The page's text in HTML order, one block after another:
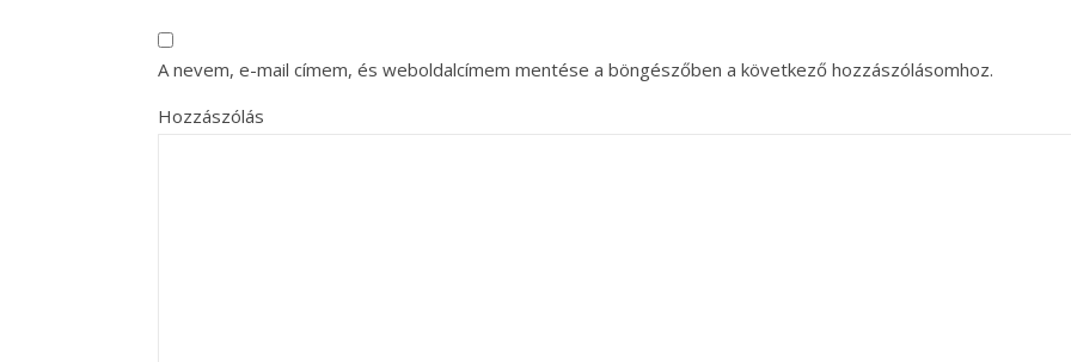
A nevem, e-mail címem, és weboldalcímem mentése a böngészőben a következő hozzászólásomhoz.
Hozzászólás